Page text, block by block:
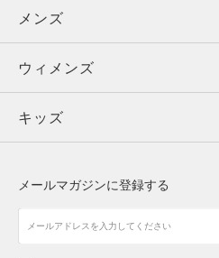
メンズ
ウィメンズ
キッズ
アクセサリー
メンズ
トップス
ボトムス
アクセサリー
ウィメンズ
トップス
シューズ
キッズ
メールマガジンに登録する